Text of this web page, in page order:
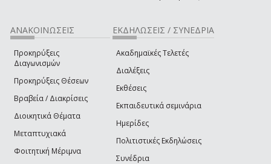
ΑΝΑΚΟΙΝΩΣΕΙΣ
Προκηρύξεις
Διαγωνισμών
Προκηρύξεις Θέσεων
Βραβεία / Διακρίσεις
Διοικητικά Θέματα
Μεταπτυχιακά
Φοιτητική Μέριμνα
ΕΚΔΗΛΩΣΕΙΣ / ΣΥΝΕΔΡΙΑ
Ακαδημαϊκές Τελετές
Διαλέξεις
Εκθέσεις
Εκπαιδευτικά σεμινάρια
Ημερίδες
Πολιτιστικές Εκδηλώσεις
Συνέδρια